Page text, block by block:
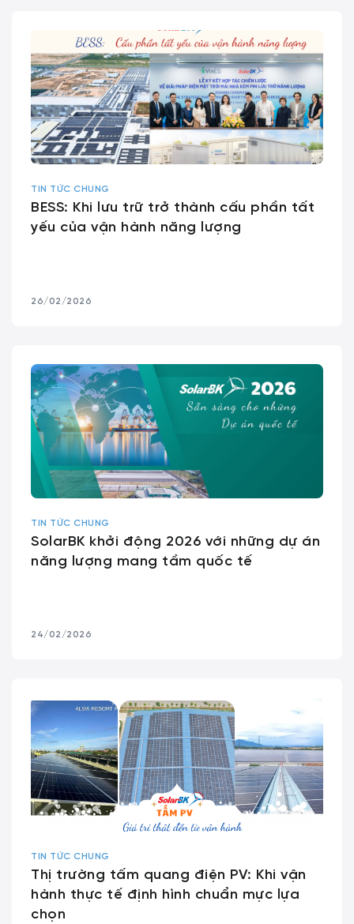
TIN TỨC CHUNG
BESS: Khi lưu trữ trở thành cấu phần tất
yếu của vận hành năng lượng
26/02/2026
TIN TỨC CHUNG
SolarBK khởi động 2026 với những dự án
năng lượng mang tầm quốc tế
24/02/2026
TIN TỨC CHUNG
Thị trường tấm quang điện PV: Khi vận
hành thực tế định hình chuẩn mực lựa
chọn